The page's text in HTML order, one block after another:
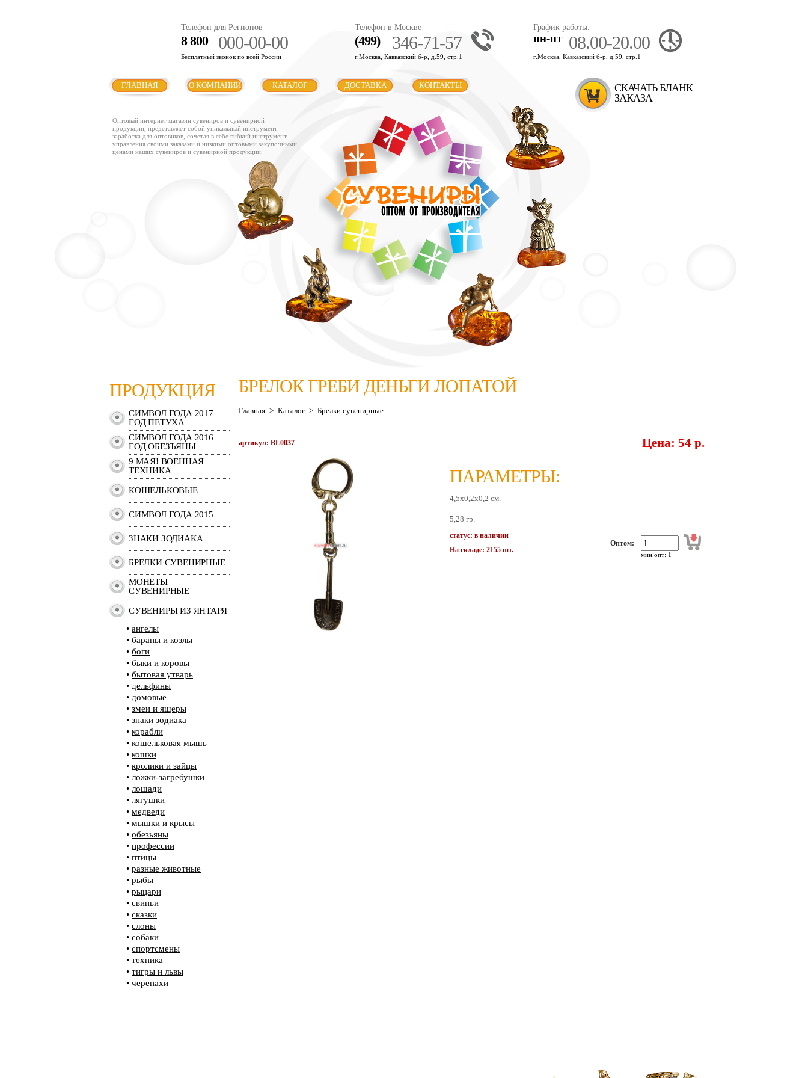
Телефон для Регионов
8 800 000-00-00
Бесплатный звонок по всей России
Телефон в Москве
(499) 346-71-57
г.Москва, Кавказский б-р, д.59, стр.1
График работы:
пн-пт 08.00-20.00
г.Москва, Кавказский б-р, д.59, стр.1
ГЛАВНАЯ О КОМПАНИИ КАТАЛОГ ДОСТАВКА КОНТАКТЫ
СКАЧАТЬ БЛАНК
ЗАКАЗА
Оптовый интернет магазин сувениров и сувенирной
продукции, представляет собой уникальный инструмент
заработка для оптовиков, сочетая в себе гибкий инструмент
управления своими заказами и низкими оптовыми закупочными
ценами наших сувениров и сувенирной продукции.
ПРОДУКЦИЯ
СИМВОЛ ГОДА 2017
ГОД ПЕТУХА
СИМВОЛ ГОДА 2016
ГОД ОБЕЗЪЯНЫ
9 МАЯ! ВОЕННАЯ
ТЕХНИКА
КОШЕЛЬКОВЫЕ
СИМВОЛ ГОДА 2015
ЗНАКИ ЗОДИАКА
БРЕЛКИ СУВЕНИРНЫЕ
МОНЕТЫ
СУВЕНИРНЫЕ
СУВЕНИРЫ ИЗ ЯНТАРЯ
• ангелы
• бараны и козлы
• боги
• быки и коровы
• бытовая утварь
• дельфины
• домовые
• змеи и ящеры
• знаки зодиака
• корабли
• кошельковая мышь
• кошки
• кролики и зайцы
• ложки-загребушки
• лошади
• лягушки
• медведи
• мышки и крысы
• обезьяны
• профессии
• птицы
• разные животные
• рыбы
• рыцари
• свиньи
• сказки
• слоны
• собаки
• спортсмены
• техника
• тигры и львы
• черепахи
БРЕЛОК ГРЕБИ ДЕНЬГИ ЛОПАТОЙ
Главная > Каталог > Брелки сувенирные
артикул: BL0037 Цена: 54 p.
ПАРАМЕТРЫ:
4,5х0,2х0,2 см.
5,28 гр.
статус: в наличии
На складе: 2155 шт.
Оптом:
мин.опт: 1